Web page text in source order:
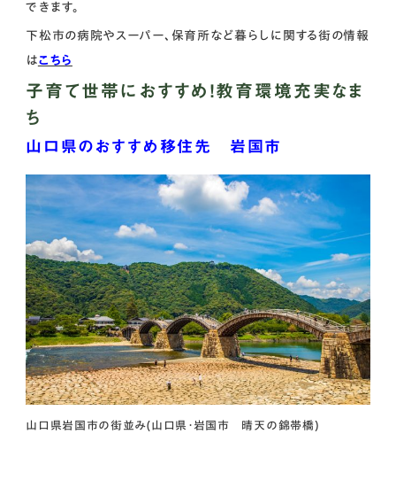
できます。
下松市の病院やスーパー、保育所など暮らしに関する街の情報
はこちら
子育て世帯におすすめ！教育環境充実なま
ち
山口県のおすすめ移住先 岩国市
山口県岩国市の街並み(山口県・岩国市 晴天の錦帯橋)